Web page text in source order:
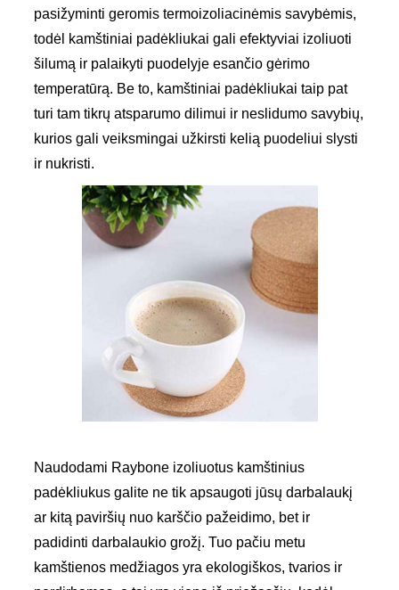
pasižyminti geromis termoizoliacinėmis savybėmis,
todėl kamštiniai padėkliukai gali efektyviai izoliuoti
šilumą ir palaikyti puodelyje esančio gėrimo
temperatūrą. Be to, kamštiniai padėkliukai taip pat
turi tam tikrų atsparumo dilimui ir neslidumo savybių,
kurios gali veiksmingai užkirsti kelią puodeliui slysti
ir nukristi.
Naudodami Raybone izoliuotus kamštinius
padėkliukus galite ne tik apsaugoti jūsų darbalaukį
ar kitą paviršių nuo karščio pažeidimo, bet ir
padidinti darbalaukio grožį. Tuo pačiu metu
kamštienos medžiagos yra ekologiškos, tvarios ir